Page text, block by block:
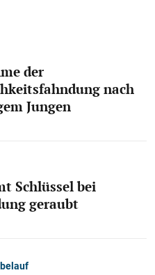
der
nach
Jungen
Schlüssel bei
geraubt